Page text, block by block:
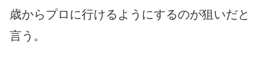
歳からプロに行けるようにするのが狙いだと
言う。